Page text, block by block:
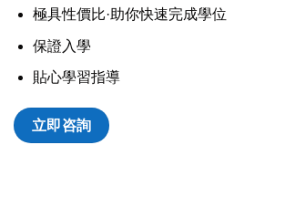
極具性價比·助你快速完成學位
保證入學
貼心學習指導
立即咨詢